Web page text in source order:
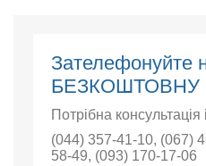
Зателефонуйте
БЕЗКОШТОВНУ
Потрібна
(044) 357-41-10, (067)
58-49, (093) 170-17-06